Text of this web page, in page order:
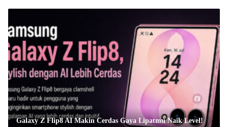
Galaxy Z Flip8 AI Makin Cerdas Gaya Lipatmu Naik Level!